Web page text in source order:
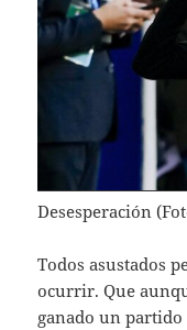
Desesperación
Todos asustados
ocurrir. Que
ganado un partido